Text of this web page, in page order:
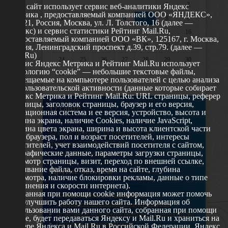
1
2
3
4 5 6 7 8
9
10
11 12 13 14 15
16
17
18 19 20 21 22
23
24
25 26 27 28 29
30
31
О сайте
629802 г. Ноябрьск, ул. Республики, 49
Телефон: +7 (3496) 35-37-49
E-mail: udsm@noyabrsk.yanao.ru
Другие ресурсы
Администрация города Ноябрьска
Департамент образования города Ноябрьска
Департамент молодежной политики и туризма ЯНАО
Окружной молодежный центр
Этот сайт использует сервис веб-аналитики Яндекс
Метрика , предоставляемый компанией ООО «ЯНДЕКС»,
119021, Россия, Москва, ул. Л. Толстого, 16 (далее —
Яндекс) и сервис статистики Рейтинг Mail.Ru,
предоставляемый компанией ООО «ВК», 125167, г. Москва,
Россия, Ленинградский проспект д.39, стр.79. (далее —
Mail.Ru)
Сервис Яндекс Метрика и Рейтинг Mail.Ru использует
технологию “cookie” — небольшие текстовые файлы,
размещаемые на компьютере пользователей с целью анализа
их пользовательской активности (данные которые собирает
Яндекс Метрика и Рейтинг Mail.Ru: URL страницы, реферер
страницы, заголовок страницы, браузер и его версия,
операционная система и ее версия, устройство, высота и
ширина экрана, наличие Cookies, наличие JavaScript,
глубина цвета экрана, ширина и высота клиентской части
окна браузера, пол и возраст посетителей, интересы
посетителей, учет взаимодействий посетителя с сайтом,
географические данные, параметры загрузки страницы,
просмотр страницы, визит, переход по внешней ссылке,
cкачивание файла, отказ, время на сайте, глубина
просмотра, наличие блокировки рекламы, данные о типе
соединения и скорости интернета).
Собранная при помощи cookie информация может помочь
нам улучшить работу нашего сайта. Информация об
использовании вами данного сайта, собранная при помощи
cookie, будет передаваться Яндексу и Mail.Ru и храниться на
сервере Яндекса и Mail.Ru в Российской Федерации. Яндекс